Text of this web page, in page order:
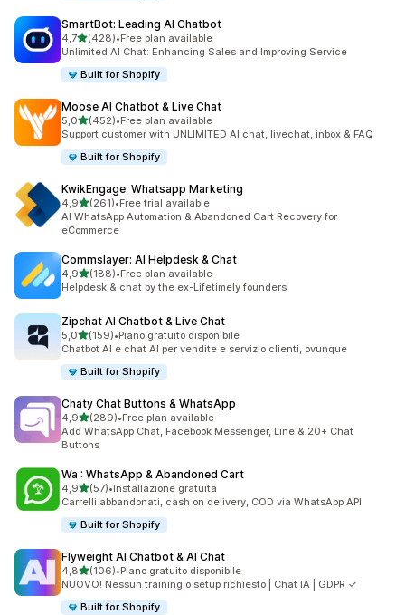
SmartBot: Leading AI Chatbot
4,7stelle su 5
(428)
428 recensioni totali
•Free plan available
Unlimited AI Chat: Enhancing Sales and Improving Service
Built for Shopify
Moose AI Chatbot & Live Chat
5,0stelle su 5
(452)
452 recensioni totali
•Free plan available
Support customer with UNLIMITED AI chat, livechat, inbox & FAQ
Built for Shopify
KwikEngage: Whatsapp Marketing
4,9stelle su 5
(261)
261 recensioni totali
•Free trial available
AI WhatsApp Automation & Abandoned Cart Recovery for
eCommerce
Commslayer: AI Helpdesk & Chat
4,9stelle su 5
(188)
188 recensioni totali
•Free plan available
Helpdesk & chat by the ex-Lifetimely founders
Zipchat AI Chatbot & Live Chat
5,0stelle su 5
(159)
159 recensioni totali
•Piano gratuito disponibile
Chatbot AI e chat AI per vendite e servizio clienti, ovunque
Built for Shopify
Chaty Chat Buttons & WhatsApp
4,9stelle su 5
(289)
289 recensioni totali
•Free plan available
Add WhatsApp Chat, Facebook Messenger, Line & 20+ Chat
Buttons
Wa : WhatsApp & Abandoned Cart
4,9stelle su 5
(57)
57 recensioni totali
•Installazione gratuita
Carrelli abbandonati, cash on delivery, COD via WhatsApp API
Built for Shopify
Flyweight AI Chatbot & AI Chat
4,8stelle su 5
(106)
106 recensioni totali
•Piano gratuito disponibile
NUOVO! Nessun training o setup richiesto | Chat IA | GDPR ✓
Built for Shopify